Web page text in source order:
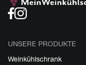
UNSERE PRODUKTE
Weinkühlschrank